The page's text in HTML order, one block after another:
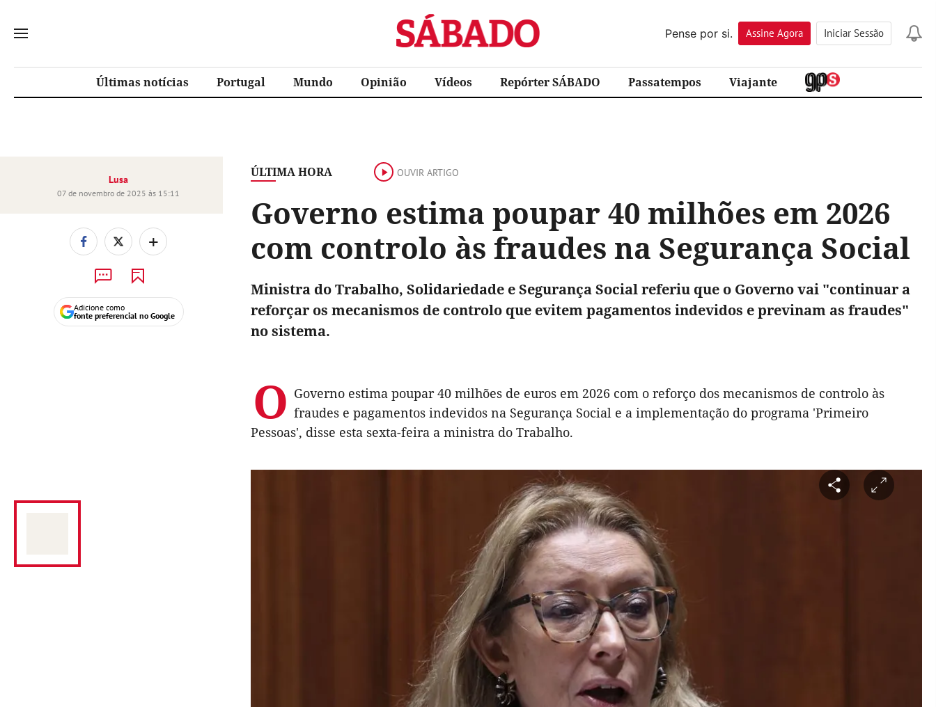
Sábado
Pense por si.
Assine Agora Iniciar Sessão
Últimas notícias Portugal Mundo Opinião Vídeos Repórter SÁBADO Passatempos Viajante
ÚLTIMA HORA OUVIR ARTIGO
Governo estima poupar 40 milhões em 2026
com controlo às fraudes na Segurança Social
Lusa
07 de novembro de 2025 às 15:11
+
Adicione como
fonte preferencial no Google
Ministra do Trabalho, Solidariedade e Segurança Social referiu que o Governo vai "continuar a
reforçar os mecanismos de controlo que evitem pagamentos indevidos e previnam as fraudes"
no sistema.
O Governo estima poupar 40 milhões de euros em 2026 com o reforço dos mecanismos de controlo às
fraudes e pagamentos indevidos na Segurança Social e a implementação do programa 'Primeiro
Pessoas', disse esta sexta-feira a ministra do Trabalho.